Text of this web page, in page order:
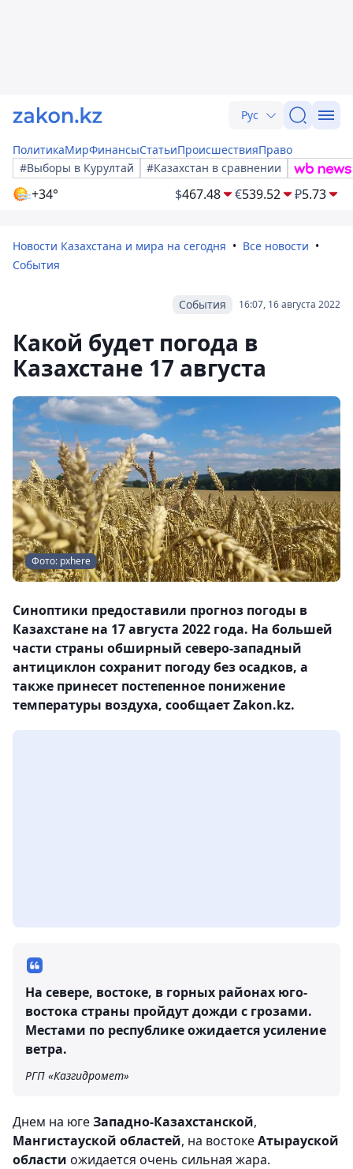
Рус
ПолитикаМирФинансыСтатьиПроисшествияПраво
#Выборы в Курултай
#Казахстан в сравнении
+34° $467.48 €539.52 ₽5.73
Новости Казахстана и мира на сегодня
Все новости
События
16:07, 16 августа 2022
События
Какой будет погода в
Казахстане 17 августа
Фото: pxhere
Синоптики предоставили прогноз погоды в
Казахстане на 17 августа 2022 года. На большей
части страны обширный cеверо-западный
антициклон сохранит погоду без осадков, а
также принесет постепенное понижение
температуры воздуха, сообщает Zakon.kz.
На севере, востоке, в горных районах юго-
востока страны пройдут дожди с грозами.
Местами по республике ожидается усиление
ветра.
РГП «Казгидромет»
Днем на югеЗападно-Казахстанской,
Мангистауской областей, на востокеАтырауской
области ожидается очень сильная жара.